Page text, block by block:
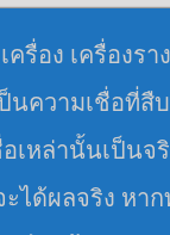
รื่อง เครื่องร
นความเชื่อที่
เหล่านั้นเป็นจ
ได้ผลจริง หา